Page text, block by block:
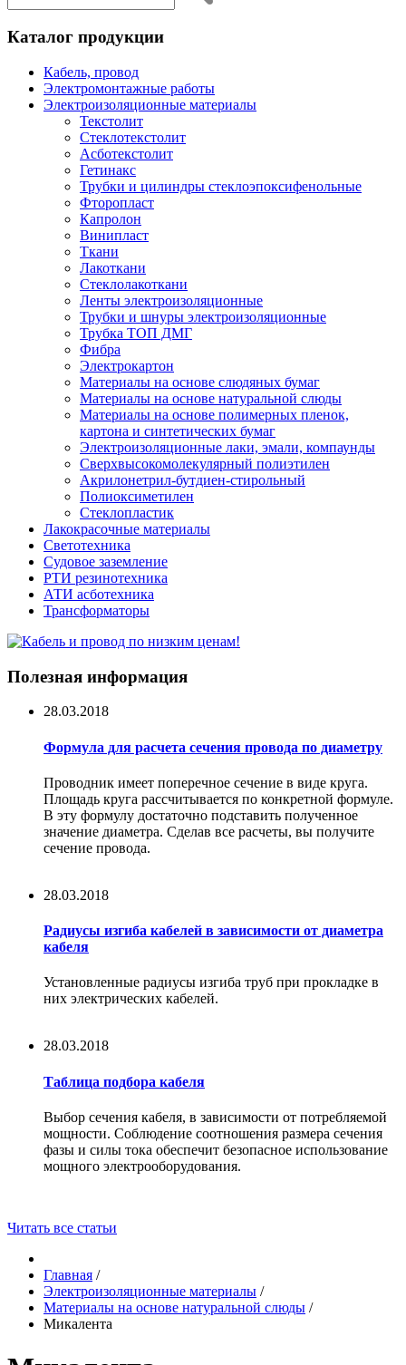
Каталог продукции
Кабель, провод
Электромонтажные работы
Электроизоляционные материалы
Текстолит
Стеклотекстолит
Асботекстолит
Гетинакс
Трубки и цилиндры стеклоэпоксифенольные
Фторопласт
Капролон
Винипласт
Ткани
Лакоткани
Стеклолакоткани
Ленты электроизоляционные
Трубки и шнуры электроизоляционные
Трубка ТОП ДМГ
Фибра
Электрокартон
Материалы на основе слюдяных бумаг
Материалы на основе натуральной слюды
Материалы на основе полимерных пленок,
картона и синтетических бумаг
Электроизоляционные лаки, эмали, компаунды
Сверхвысокомолекулярный полиэтилен
Акрилонетрил-бутдиен-стирольный
Полиоксиметилен
Стеклопластик
Лакокрасочные материалы
Светотехника
Судовое заземление
РТИ резинотехника
АТИ асботехника
Трансформаторы
Полезная информация
28.03.2018
Формула для расчета сечения провода по диаметру
Проводник имеет поперечное сечение в виде круга.
Площадь круга рассчитывается по конкретной формуле.
В эту формулу достаточно подставить полученное
значение диаметра. Сделав все расчеты, вы получите
сечение провода.
28.03.2018
Радиусы изгиба кабелей в зависимости от диаметра
кабеля
Установленные радиусы изгиба труб при прокладке в
них электрических кабелей.
28.03.2018
Таблица подбора кабеля
Выбор сечения кабеля, в зависимости от потребляемой
мощности. Соблюдение соотношения размера сечения
фазы и силы тока обеспечит безопасное использование
мощного электрооборудования.
Читать все статьи
Главная /
Электроизоляционные материалы /
Материалы на основе натуральной слюды /
Микалента